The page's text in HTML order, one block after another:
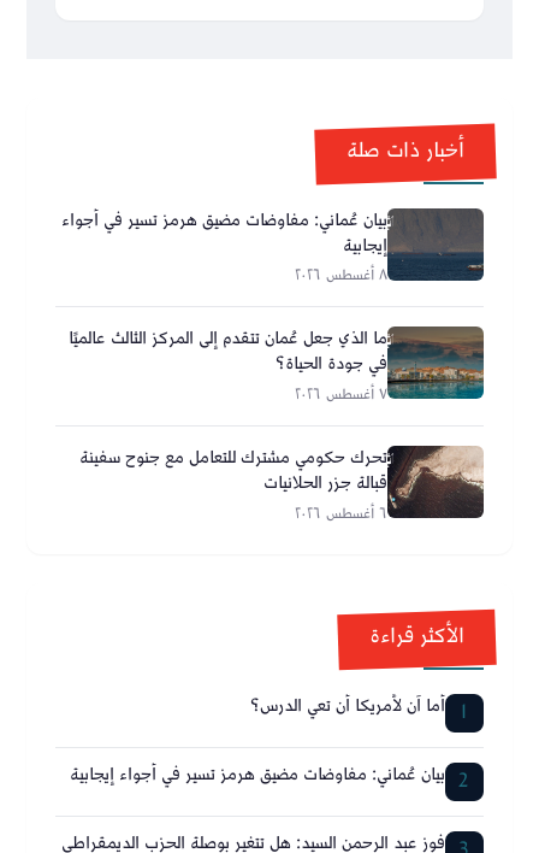
أخبار ذات صلة
بيان عُماني: مفاوضات مضيق هرمز تسير في أجواء
إيجابية
٨ أغسطس ٢٠٢٦
ما الذي جعل عُمان تتقدم إلى المركز الثالث عالميًا
في جودة الحياة؟
٧ أغسطس ٢٠٢٦
تحرك حكومي مشترك للتعامل مع جنوح سفينة
قبالة جزر الحلانيات
٦ أغسطس ٢٠٢٦
الأكثر قراءة
1 أما آن لأمريكا أن تعي الدرس؟
2 بيان عُماني: مفاوضات مضيق هرمز تسير في أجواء إيجابية
فوز عبد الرحمن السيد: هل تتغير بوصلة الحزب الديمقراطي